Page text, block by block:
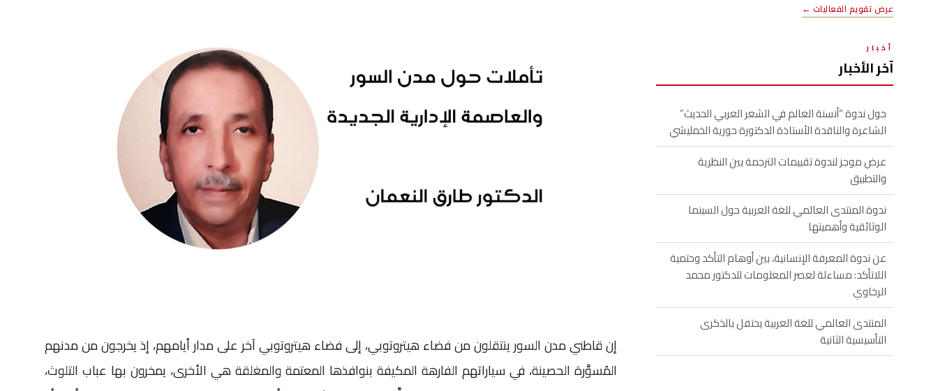
إن قاطني مدن السور ينتقلون من فضاء هيتروتوبي، إلى فضاء هيتروتوبي آخر على مدار أيامهم، إذ يخرجون من مدنهم
المُسوَّرة الحصينة، في سياراتهم الفارهة المكيفة بنوافذها المعتمة والمغلقة هي الأخرى، يمخرون بها عباب التلوث،
عرض تقويم الفعاليات ←
أخبار
آخر الأخبار
حول ندوة “أنسنة العالم في الشعر العربي الحديث”
الشاعرة والناقدة الأستاذة الدكتورة حورية الخمليشي
عرض موجز لندوة تقييمات الترجمة بين النظرية
والتطبيق
ندوة المنتدى العالمي للغة العربية حول السينما
الوثائقية وأهميتها
عن ندوة المعرفة الإنسانية، بين أوهام التأكد وحتمية
اللاتأكد: مساءلة لعصر المعلومات للدكتور محمد
الرخاوي
المنتدى العالمي للغة العربية يحتفل بالذكرى
التأسيسية الثانية